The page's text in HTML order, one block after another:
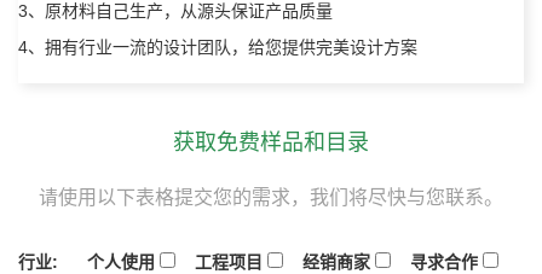
3、原材料自己生产，从源头保证产品质量
4、拥有行业一流的设计团队，给您提供完美设计方案
获取免费样品和目录
请使用以下表格提交您的需求，我们将尽快与您联系。
行业: 个人使用 工程项目 经销商家 寻求合作